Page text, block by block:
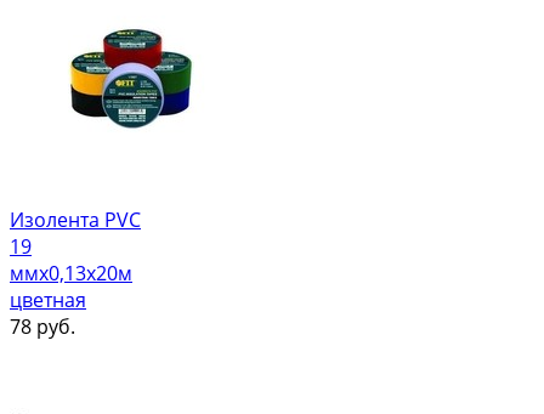
Изолента PVC
19
ммх0,13х20м
цветная
78 руб.